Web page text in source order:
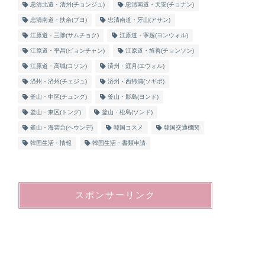
忠清北道・清州(チョンジュ) 忠清南道・天安(チョナン)
忠清南道・扶余(プヨ) 忠清南道・牙山(アサン)
江原道・三陟(サムチョク) 江原道・寧越(ヨンウォル)
江原道・平昌(ピョンチャン) 江原道・旌善(チョンソン)
江原道・高城(コソン) 済州・涯月(エウォル)
済州・済州(チェジュ) 済州・西帰浦(ソギポ)
釜山・中区(チュング) 釜山・影島(ヨンド)
釜山・東区(トング) 釜山・松島(ソンド)
釜山・海雲台(ヘウンデ) 韓国コスメ 韓国交通機関
韓国生活・情報 韓国生活・書類申請
スポンサーリンク